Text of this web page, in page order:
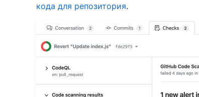
кода для репозитория.